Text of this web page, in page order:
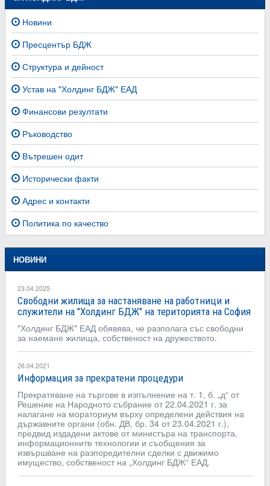
Новини
Пресцентър БДЖ
Структура и дейност
Устав на "Холдинг БДЖ" ЕАД
Финансови резултати
Ръководство
Вътрешен одит
Исторически факти
Адрес и контакти
Политика по качество
НОВИНИ
23.04.2025
Свободни жилища за настаняване на работници и
служители на "Холдинг БДЖ" на територията на София
"Холдинг БДЖ" ЕАД обявява, че разполага със свободни
за наемане жилища, собственост на дружеството.
26.04.2021
Информация за прекратени процедури
Прекратяване на търгове в изпълнение на т. 1, б. „д“ от
Решение на Народното събрание от 22.04.2021 г. за
налагане на мораториум върху определени действия на
държавните органи (обн. ДВ, бр. 34 от 23.04.2021 г.),
предвид издадени актове от министъра на транспорта,
информационните технологии и съобщения за
извършване на разпоредителни сделки с движимо
имущество, собственост на „Холдинг БДЖ“ ЕАД.